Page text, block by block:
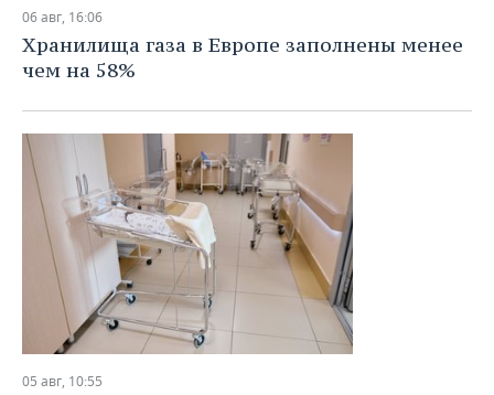
НЕФТЕХИМИЯ
НЕФТЬ
ОПК
ЭНЕРГЕТИКА
РОЗНИЧНАЯ ТОРГОВЛЯ
УСЛУГИ
НОВОСТИ ТЕХНОЛОГИЙ
МЕДИА
ТЕЛЕКОММУНИКАЦИИ
МЕРОПРИЯТИЯ
ВЫЕЗДНАЯ РЕДАКЦИЯ
БИЗНЕС-БРАНЧИ
ONLINE-КОНФЕРЕНЦИИ
ОТКРЫТАЯ ЛЕКЦИЯ
НОВОСТИ СПОРТА
ФУТБОЛ
ХОККЕЙ
БАСКЕТБОЛ
ВОЛЕЙБОЛ
ОБЩЕСТВО
НОВОСТИ ОБЩЕСТВА
ВЛАСТЬ
ИНФРАСТРУКТУРА
ИСТОРИЯ
ФОТОГАЛЕРЕЯ
СЮЖЕТЫ
СПРАВОЧНИК
СПИСОК ПЕРСОН
ПОЛНАЯ ВЕРСИЯ
06 авг, 16:06
Хранилища газа в Европе заполнены менее
чем на 58%
05 авг, 10:55